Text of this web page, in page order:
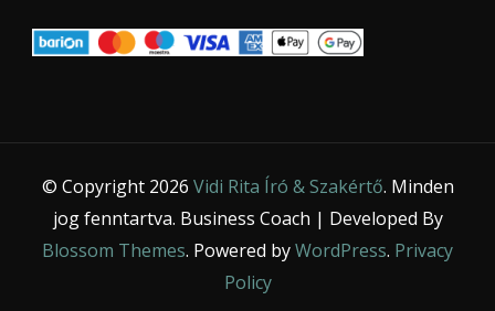
© Copyright 2026 Vidi Rita Író & Szakértő. Minden
jog fenntartva. Business Coach | Developed By
Blossom Themes. Powered byWordPress. Privacy
Policy